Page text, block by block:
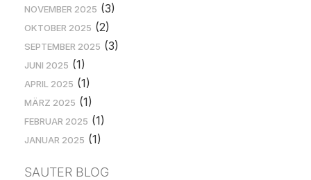
NOVEMBER 2025 (3)
OKTOBER 2025 (2)
SEPTEMBER 2025 (3)
JUNI 2025 (1)
APRIL 2025 (1)
MÄRZ 2025 (1)
FEBRUAR 2025 (1)
JANUAR 2025 (1)
SAUTER BLOG